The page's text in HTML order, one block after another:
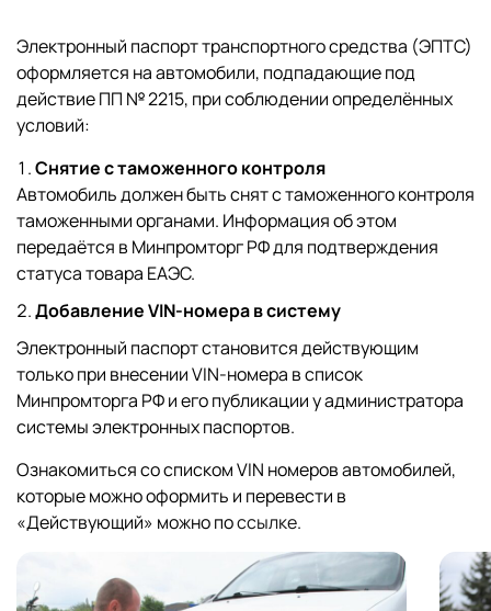
Электронный паспорт транспортного средства (ЭПТС)
оформляется на автомобили, подпадающие под
действие ПП № 2215, при соблюдении определённых
условий:
Снятие с таможенного контроля
Автомобиль должен быть снят с таможенного контроля
таможенными органами. Информация об этом
передаётся в Минпромторг РФ для подтверждения
статуса товара ЕАЭС.
Добавление VIN-номера в систему
Электронный паспорт становится действующим
только при внесении VIN-номера в список
Минпромторга РФ и его публикации у администратора
системы электронных паспортов.
Ознакомиться со списком VIN номеров автомобилей,
которые можно оформить и перевести в
«Действующий» можно поссылке.